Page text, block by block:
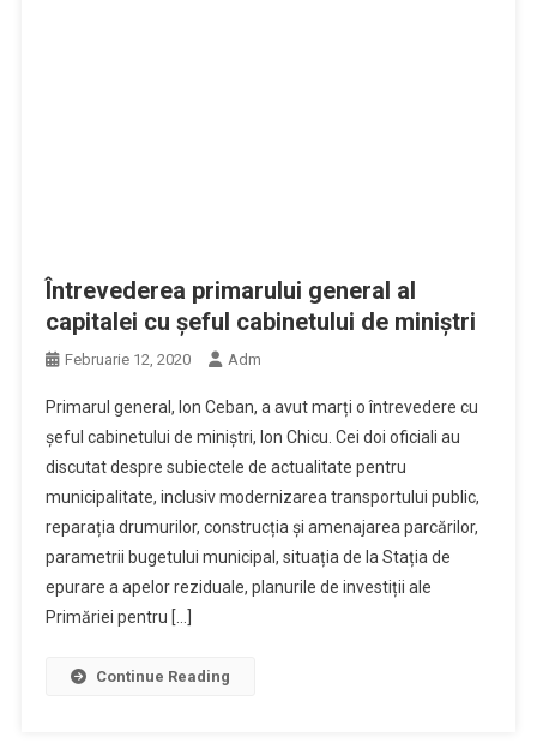
Întrevederea primarului general al
capitalei cu șeful cabinetului de miniștri
Februarie 12, 2020 Adm
Primarul general, Ion Ceban, a avut marți o întrevedere cu
șeful cabinetului de miniștri, Ion Chicu. Cei doi oficiali au
discutat despre subiectele de actualitate pentru
municipalitate, inclusiv modernizarea transportului public,
reparația drumurilor, construcția și amenajarea parcărilor,
parametrii bugetului municipal, situația de la Stația de
epurare a apelor reziduale, planurile de investiții ale
Primăriei pentru […]
Continue Reading